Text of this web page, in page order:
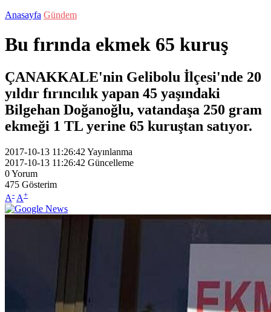
Anasayfa Gündem
Bu fırında ekmek 65 kuruş
ÇANAKKALE'nin Gelibolu İlçesi'nde 20
yıldır fırıncılık yapan 45 yaşındaki
Bilgehan Doğanoğlu, vatandaşa 250 gram
ekmeği 1 TL yerine 65 kuruştan satıyor.
2017-10-13 11:26:42 Yayınlanma
2017-10-13 11:26:42 Güncelleme
0Yorum
475 Gösterim
A- A+